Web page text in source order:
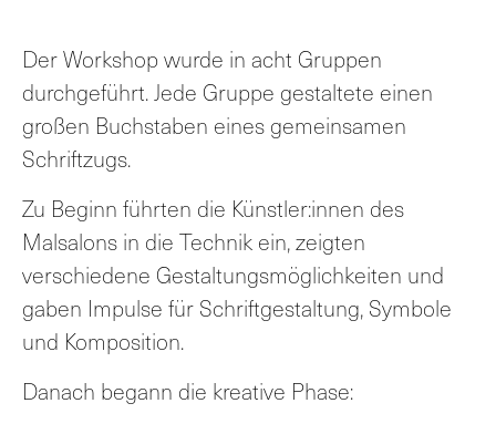
Der Workshop wurde in acht Gruppen
durchgeführt. Jede Gruppe gestaltete einen
großen Buchstaben eines gemeinsamen
Schriftzugs.
Zu Beginn führten die Künstler:innen des
Malsalons in die Technik ein, zeigten
verschiedene Gestaltungsmöglichkeiten und
gaben Impulse für Schriftgestaltung, Symbole
und Komposition.
Danach begann die kreative Phase: